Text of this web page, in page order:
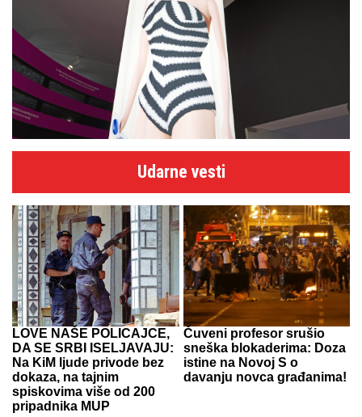
Udarne vesti
LOVE NAŠE POLICAJCE,
DA SE SRBI ISELJAVAJU:
Na KiM ljude privode bez
dokaza, na tajnim
spiskovima više od 200
pripadnika MUP
Čuveni profesor srušio
sneška blokaderima: Doza
istine na Novoj S o
davanju novca građanima!